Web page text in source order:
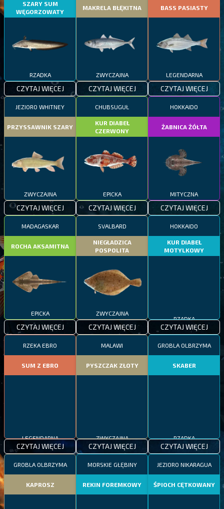
SZARY SUM
WĘGORZOWATY
RZADKA
CZYTAJ WIĘCEJ
MAKRELA BŁĘKITNA
ZWYCZAJNA
CZYTAJ WIĘCEJ
BASS PASIASTY
LEGENDARNA
CZYTAJ WIĘCEJ
JEZIORO WHITNEY
PRZYSSAWNIK SZARY
ZWYCZAJNA
CZYTAJ WIĘCEJ
CHUBSUGUŁ
KUR DIABEŁ
CZERWONY
EPICKA
CZYTAJ WIĘCEJ
HOKKAIDO
ŻABNICA ŻÓŁTA
MITYCZNA
CZYTAJ WIĘCEJ
MADAGASKAR
ROCHA AKSAMITNA
EPICKA
CZYTAJ WIĘCEJ
SVALBARD
NIEGŁADZICA
POSPOLITA
ZWYCZAJNA
CZYTAJ WIĘCEJ
HOKKAIDO
KUR DIABEŁ
MOTYLKOWY
CZYTAJ WIĘCEJ
RZEKA EBRO
SUM Z EBRO
CZYTAJ WIĘCEJ
MALAWI
PYSZCZAK ZŁOTY
CZYTAJ WIĘCEJ
GROBLA OLBRZYMA
SKABER
CZYTAJ WIĘCEJ
GROBLA OLBRZYMA
KAPROSZ
MORSKIE GŁĘBINY
REKIN FOREMKOWY
JEZIORO NIKARAGUA
ŚPIOCH CĘTKOWANY